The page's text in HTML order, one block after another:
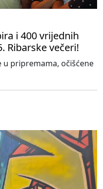
i 400 vrijednih
Ribarske večeri!
u pripremama, očišćene